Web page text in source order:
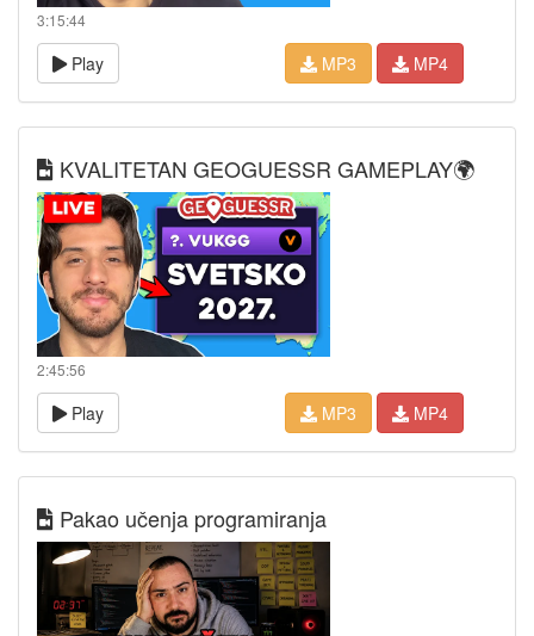
3:15:44
Play MP3 MP4
KVALITETAN GEOGUESSR GAMEPLAY🌍
2:45:56
Play MP3 MP4
Pakao učenja programiranja